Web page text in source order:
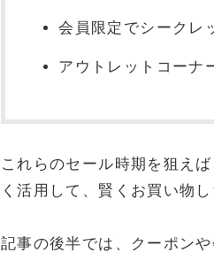
会員限定でシークレ
アウトレットコーナ
これらのセール時期を狙え
く活用して、賢くお買い物
記事の後半では、クーポン